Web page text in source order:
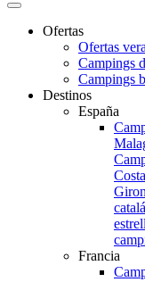
Ofertas
Ofertas
Campings
Campings
Destinos
España
Francia